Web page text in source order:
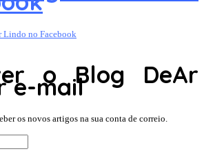
Lindo no Facebook
o Blog DeAr
e-mail
os novos artigos na sua conta de correio.